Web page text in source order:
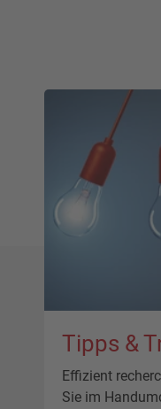
Tipps &
Effizient
Sie im